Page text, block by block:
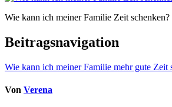
Wie kann ich meiner Familie Zeit schenken?
Beitragsnavigation
Wie kann ich meiner Familie mehr gute Zeit
Von Verena